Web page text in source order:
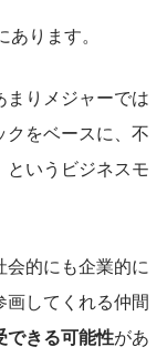
あります。
りメジャーでは
をベースに、不
いうビジネスモ
的にも企業的に
画してくれる仲間
できる可能性があ